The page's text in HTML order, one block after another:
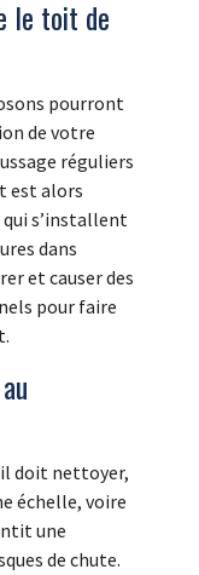
le toit de
pourront
de votre
réguliers
est alors
qui s’installent
dans
et causer des
pour faire
doit nettoyer,
échelle, voire
une
de chute.